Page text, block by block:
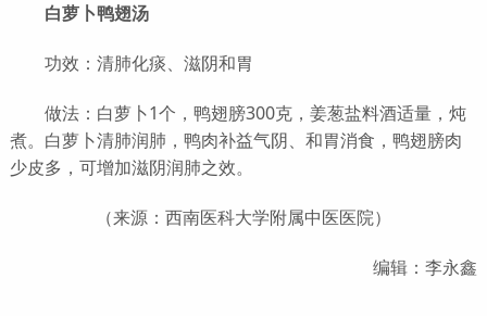
白萝卜鸭翅汤
功效：清肺化痰、滋阴和胃
做法：白萝卜1个，鸭翅膀300克，姜葱盐料酒适量，炖
煮。白萝卜清肺润肺，鸭肉补益气阴、和胃消食，鸭翅膀肉
少皮多，可增加滋阴润肺之效。
（来源：西南医科大学附属中医医院）
编辑：李永鑫